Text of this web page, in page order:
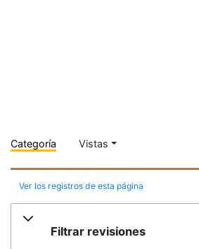
Categoría Vistas
Ver los registros de esta página
Filtrar revisiones